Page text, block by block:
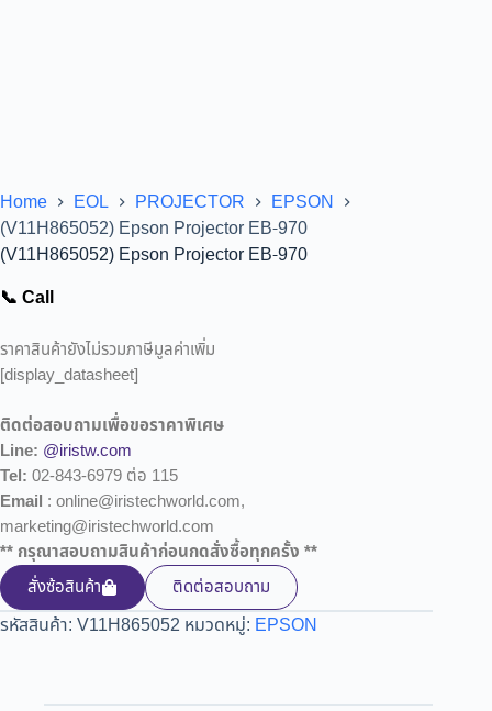
Home EOL PROJECTOR
EPSON
(V11H865052) Epson Projector EB-970
(V11H865052) Epson Projector EB-970
📞 Call
ราคาสินค้ายังไม่รวมภาษีมูลค่าเพิ่ม
[display_datasheet]
ติดต่อสอบถามเพื่อขอราคาพิเศษ
Line: @iristw.com
Tel: 02-843-6979 ต่อ 115
Email : online@iristechworld.com,
marketing@iristechworld.com
** กรุณาสอบถามสินค้าก่อนกดสั่งซื้อทุกครั้ง **
สั่งซ้อสินค้า
ติดต่อสอบถาม
รหัสสินค้า: V11H865052 หมวดหมู่: EPSON